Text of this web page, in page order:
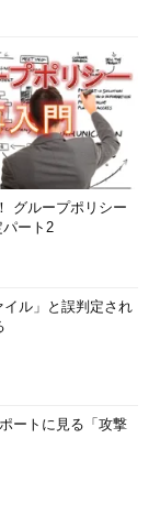
グループポリシー
パート2
ル」と誤判定され
ートに見る「攻撃